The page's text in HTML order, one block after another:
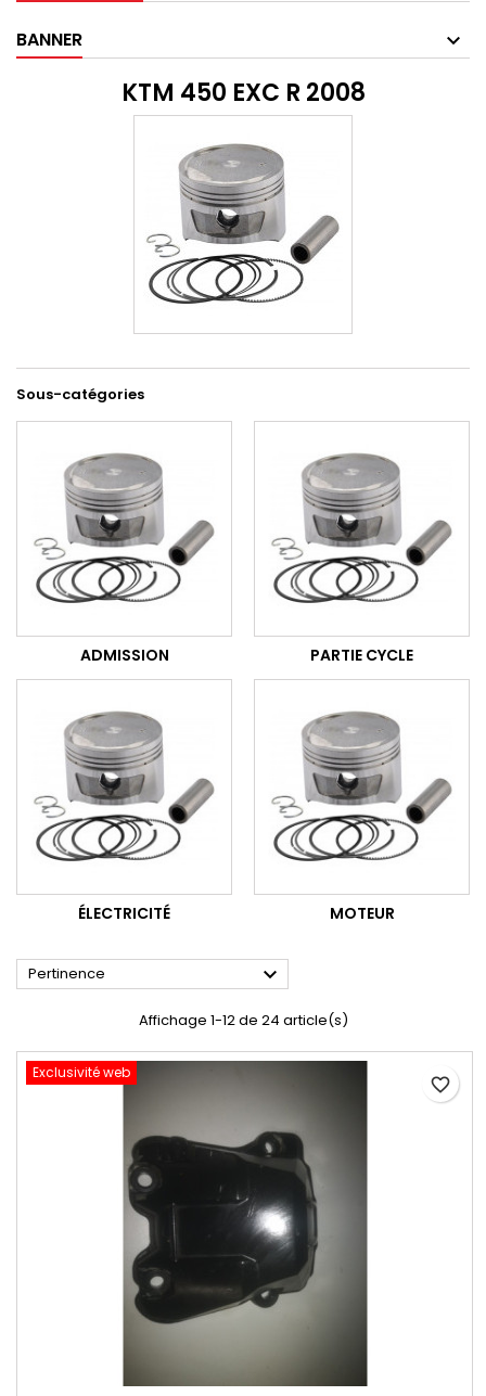
BANNER
KTM 450 EXC R 2008
Sous-catégories
ADMISSION PARTIE CYCLE
ÉLECTRICITÉ MOTEUR
Pertinence 
Affichage 1-12 de 24 article(s)
Exclusivité web
favorite_border